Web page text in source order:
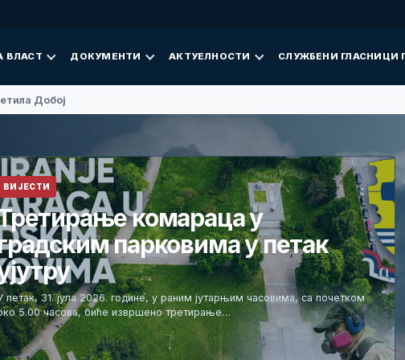
ВЛАСТ ДОКУМЕНТИ АКТУЕЛНОСТИ СЛУЖБЕНИ ГЛАСНИЦИ
Добој
ВИЈЕСТИ
комараца у
парковима у петак
петак, 31. јула 2026. године, у раним јутарњим часовима, са почетком
5.00 часова, биће извршено третирање…